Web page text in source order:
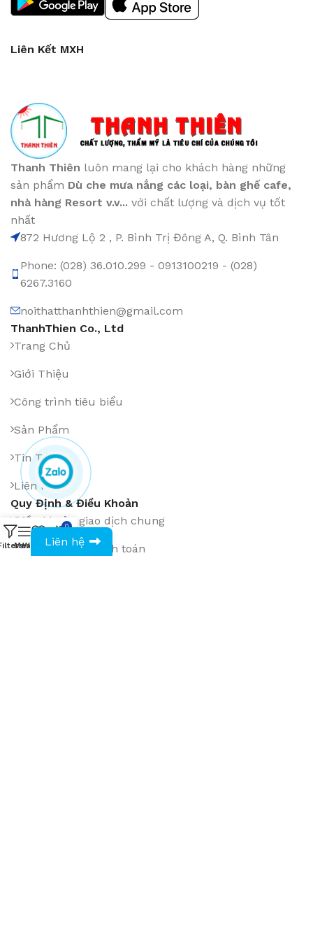
Liên Kết MXH
Thanh Thiên luôn mang lại cho khách hàng những
sản phẩm Dù che mưa nắng các loại, bàn ghế cafe,
nhà hàng Resort v.v... với chất lượng và dịch vụ tốt
nhất
872 Hương Lộ 2 , P. Bình Trị Đông A, Q. Bình Tân
Phone: (028) 36.010.299 - 0913100219 - (028)
6267.3160
noithatthanhthien@gmail.com
ThanhThien Co., Ltd
Trang Chủ
Giới Thiệu
Công trình tiêu biểu
Sản Phẩm
Tin Tức
Liên Hệ
Quy Định & Điều Khoản
Điều khoản giao dịch chung
Phương thức thanh toán
MenuWishlist
Compare
0
Cart
Liên hệ
0943594386